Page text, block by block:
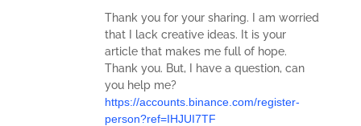
Thank you for your sharing. I am worried
that I lack creative ideas. It is your
article that makes me full of hope.
Thank you. But, I have a question, can
you help me?
https://accounts.binance.com/register-
person?ref=IHJUI7TF